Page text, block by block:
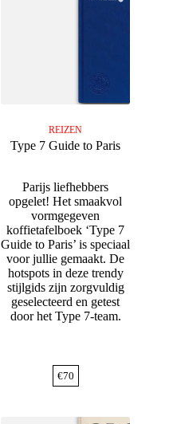
REIZEN
Type 7 Guide to Paris
Parijs liefhebbers
opgelet! Het smaakvol
vormgegeven
koffietafelboek ‘Type 7
Guide to Paris’ is speciaal
voor jullie gemaakt. De
hotspots in deze trendy
stijlgids zijn zorgvuldig
geselecteerd en getest
door het Type 7-team.
€70